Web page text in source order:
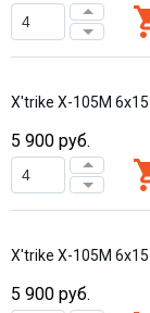
X'trike X-105М 6x15
5 900 руб.
X'trike X-105М 6x15
5 900 руб.